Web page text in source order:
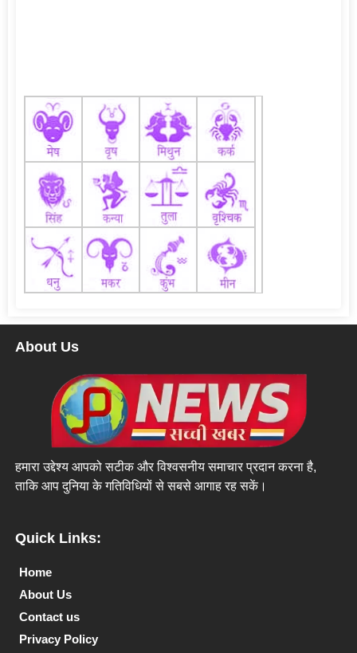
About Us
हमारा उद्देश्य आपको सटीक और विश्वसनीय समाचार प्रदान करना है,
ताकि आप दुनिया के गतिविधियों से सबसे आगाह रह सकें।
Quick Links:
Home
About Us
Contact us
Privacy Policy